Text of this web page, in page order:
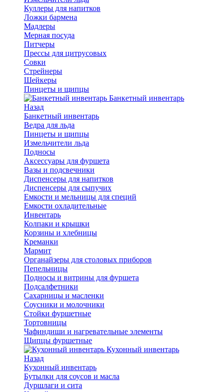
Куллеры для напитков
Ложки бармена
Мадлеры
Мерная посуда
Питчеры
Прессы для цитрусовых
Совки
Стрейнеры
Шейкеры
Пинцеты и щипцы
Банкетный инвентарь
Назад
Банкетный инвентарь
Ведра для льда
Пинцеты и щипцы
Измельчители льда
Подносы
Аксессуары для фуршета
Вазы и подсвечники
Диспенсеры для напитков
Диспенсеры для сыпучих
Емкости и мельницы для специй
Емкости охладительные
Инвентарь
Колпаки и крышки
Корзины и хлебницы
Креманки
Мармит
Органайзеры для столовых приборов
Пепельницы
Подносы и витрины для фуршета
Подсалфетники
Сахарницы и масленки
Соусники и молочники
Стойки фуршетные
Тортовницы
Чафиндиши и нагревательные элементы
Щипцы фуршетные
Кухонный инвентарь
Назад
Кухонный инвентарь
Бутылки для соусов и масла
Дуршлаги и сита